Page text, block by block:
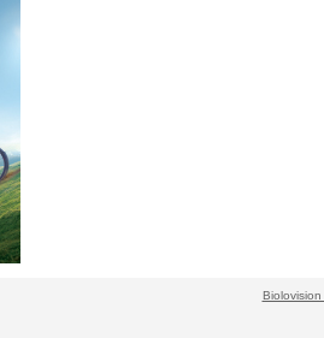
Biolovision